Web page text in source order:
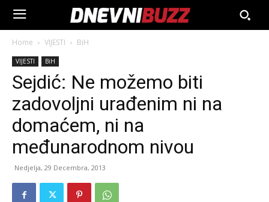
Home VIJESTI BiH
VIJESTI BiH
Sejdić: Ne možemo biti
zadovoljni urađenim ni na
domaćem, ni na
međunarodnom nivou
Nedjelja, 29 Decembra, 2013